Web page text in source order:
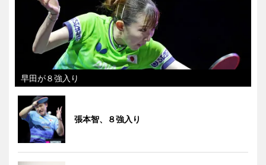
早田が８強入り
張本智、８強入り